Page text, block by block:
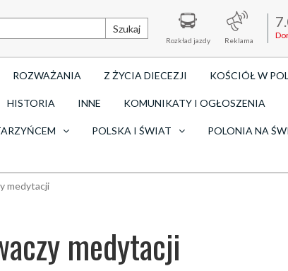
Szukaj
Rozkład jazdy Reklama
ROZWAŻANIA Z ŻYCIA DIECEZJI KOŚCIÓŁ W
HISTORIA INNE KOMUNIKATY I OGŁOSZENIA
POLSKA I ŚWIAT POLONIA NA
medytacji
medytacji